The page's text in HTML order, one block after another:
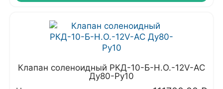
Клапан соленоидный РКД-10-Б-Н.О.-12V-AC
Ду80-Ру10